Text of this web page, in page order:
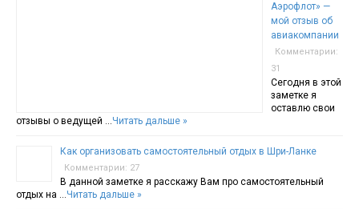
Аэрофлот» —
мой отзыв об
авиакомпании
Комментарии:
31
Сегодня в этой
заметке я
оставлю свои
отзывы о ведущей …Читать дальше »
Как организовать самостоятельный отдых в Шри-Ланке
Комментарии: 27
В данной заметке я расскажу Вам про самостоятельный
отдых на …Читать дальше »